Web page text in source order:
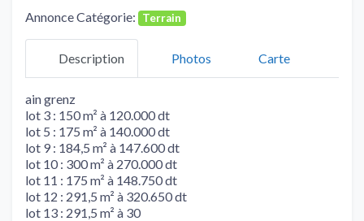
Annonce Catégorie: Terrain
Description Photos Carte
ain grenz
lot 3 : 150 m² à 120.000 dt
lot 5 : 175 m² à 140.000 dt
lot 9 : 184,5 m² à 147.600 dt
lot 10 : 300 m² à 270.000 dt
lot 11 : 175 m² à 148.750 dt
lot 12 : 291,5 m² à 320.650 dt
lot 13 : 291,5 m² à 30